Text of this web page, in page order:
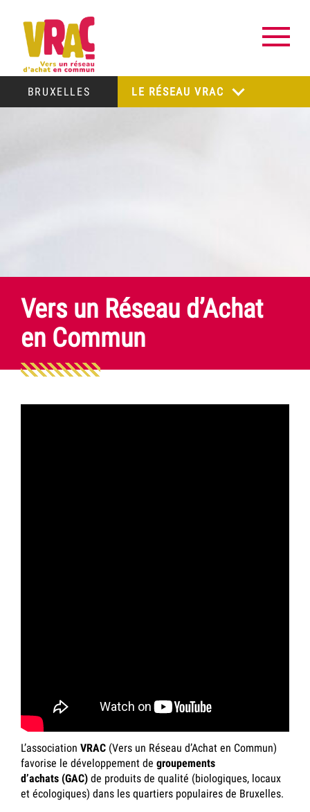
BRUXELLES LE RÉSEAU VRAC
Vers un Réseau d’Achat
en Commun
L’association VRAC (Vers un Réseau d’Achat en Commun)
favorise le développement de groupements
d’achats (GAC) de produits de qualité (biologiques, locaux
et écologiques) dans les quartiers populaires de Bruxelles.